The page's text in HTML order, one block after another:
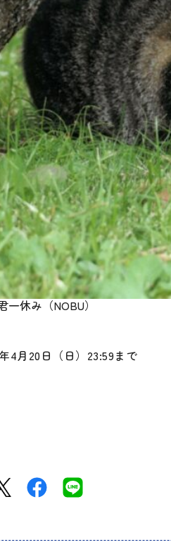
一休み（NOBU）
4月20日（日）23:59まで